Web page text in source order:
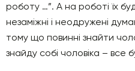
роботу …”. А на роботі їх
незаміжні і неодружені
тому що повинні знайти
знайду собі чоловіка – все